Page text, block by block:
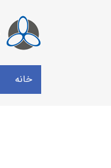
خانه